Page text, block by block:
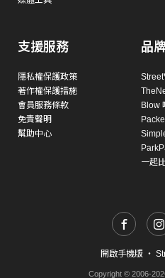
支援服務
隱私權保護政策
著作權保護措施
會員服務條款
免責聲明
幫助中心
品
Blow
一起
開啟手機版 ・
Copyright © 2006-